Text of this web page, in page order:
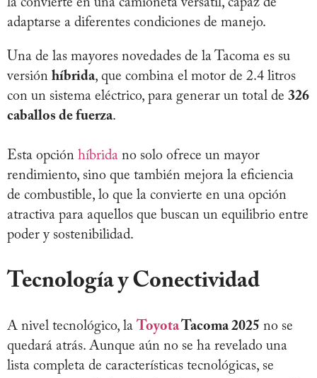
la convierte en una camioneta versátil, capaz de
adaptarse a diferentes condiciones de manejo.
Una de las mayores novedades de la Tacoma es su
versión híbrida, que combina el motor de 2.4 litros
con un sistema eléctrico, para generar un total de 326
caballos de fuerza.
Esta opción híbrida no solo ofrece un mayor
rendimiento, sino que también mejora la eficiencia
de combustible, lo que la convierte en una opción
atractiva para aquellos que buscan un equilibrio entre
poder y sostenibilidad.
Tecnología y Conectividad
A nivel tecnológico, la ToyotaTacoma 2025 no se
quedará atrás. Aunque aún no se ha revelado una
lista completa de características tecnológicas, se